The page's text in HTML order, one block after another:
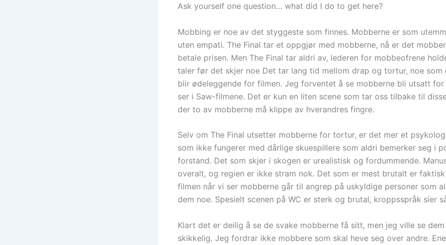
Ask yourself one question… what did I do to get here?
Mobbing er noe av det styggeste som finnes. Mobberne er som
uten empati. The Final tar et oppgjør med mobberne, nå er det
betale prisen. Men The Final tar aldri av, lederen for mobbeofrene
taler før det skjer noe Det tar lang tid mellom drap og tortur, noe som
blir ødeleggende for filmen. Jeg forventet å se mobberne bli utsatt
ser i Saw-filmene. Det er kun en liten scene som tar oss tilbake til
der to av mobberne må klippe av hverandres fingre.
Selv om The Final utsetter mobberne for tortur, er det mer et
som ikke fungerer med dårlige skuespillere som aldri bemerker seg i
forstand. Det som skjer i skogen er urealistisk og fordummende.
overalt, og regien er ikke stram nok. Det som er mest brutalt er
filmen når vi ser mobberne går til angrep på uskyldige personer som
dem noe. Spesielt scenen på WC er sterk og brutal, kroppsspråk sier
Klart det er deilig å se de svake mobberne få sitt, men jeg ville se
skikkelig. Jeg fordrar ikke mobbere som skal heve seg over andre.